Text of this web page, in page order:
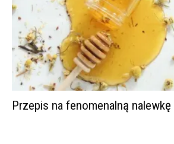
Przepis na fenomenalną